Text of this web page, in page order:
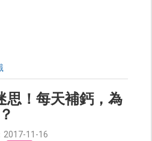
思！每天補鈣，為
2017-11-16